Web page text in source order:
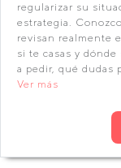
regularizar su
estrategia.
revisan realmente
si te casas y
a pedir, qué dudas
Ver más